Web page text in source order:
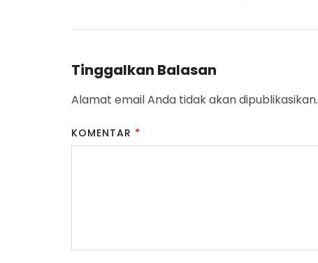
Navigation
Tinggalkan Balasan
Alamat email Anda tidak akan dipublikasikan.
KOMENTAR *